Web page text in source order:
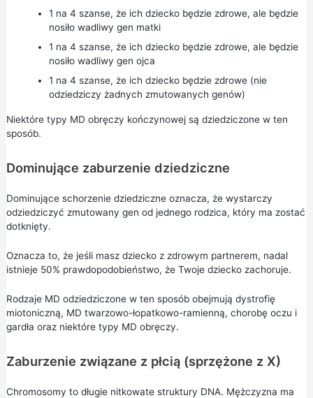
1 na 4 szanse, że ich dziecko będzie zdrowe, ale będzie
nosiło wadliwy gen matki
1 na 4 szanse, że ich dziecko będzie zdrowe, ale będzie
nosiło wadliwy gen ojca
1 na 4 szanse, że ich dziecko będzie zdrowe (nie
odziedziczy żadnych zmutowanych genów)
Niektóre typy MD obręczy kończynowej są dziedziczone w ten
sposób.
Dominujące zaburzenie dziedziczne
Dominujące schorzenie dziedziczne oznacza, że wystarczy
odziedziczyć zmutowany gen od jednego rodzica, który ma zostać
dotknięty.
Oznacza to, że jeśli masz dziecko z zdrowym partnerem, nadal
istnieje 50% prawdopodobieństwo, że Twoje dziecko zachoruje.
Rodzaje MD odziedziczone w ten sposób obejmują dystrofię
miotoniczną, MD twarzowo-łopatkowo-ramienną, chorobę oczu i
gardła oraz niektóre typy MD obręczy.
Zaburzenie związane z płcią (sprzężone z X)
Chromosomy to długie nitkowate struktury DNA. Mężczyzna ma